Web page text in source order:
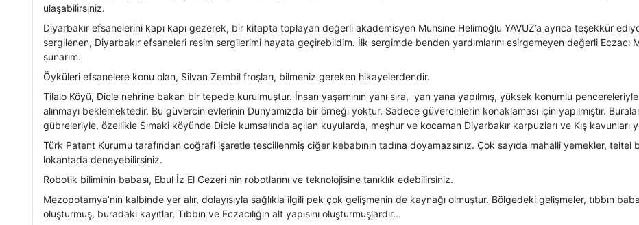
ulaşabilirsiniz.
Diyarbakır efsanelerini kapı kapı gezerek, bir kitapta toplayan değerli akademisyen Muhsine Helimoğlu YAVUZ’a ayrıca teşekkür
sergilenen, Diyarbakır efsaneleri resim sergilerimi hayata geçirebildim. İlk sergimde benden yardımlarını esirgemeyen değerli Eczacı
sunarım.
Öyküleri efsanelere konu olan, Silvan Zembil froşları, bilmeniz gereken hikayelerdendir.
Tilalo Köyü, Dicle nehrine bakan bir tepede kurulmuştur. İnsan yaşamının yanı sıra, yan yana yapılmış, yüksek konumlu
alınmayı beklemektedir. Bu güvercin evlerinin Dünyamızda bir örneği yoktur. Sadece güvercinlerin konaklaması için yapılmıştır.
gübreleriyle, özellikle Sımaki köyünde Dicle kumsalında açılan kuyularda, meşhur ve kocaman Diyarbakır karpuzları ve Kış kavunları
Türk Patent Kurumu tarafından coğrafi işaretle tescillenmiş ciğer kebabının tadına doyamazsınız. Çok sayıda mahalli yemekler,
lokantada deneyebilirsiniz.
Robotik biliminin babası, Ebul İz El Cezeri nin robotlarını ve teknolojisine tanıklık edebilirsiniz.
Mezopotamya’nın kalbinde yer alır, dolayısıyla sağlıkla ilgili pek çok gelişmenin de kaynağı olmuştur. Bölgedeki gelişmeler, tıbbın
oluşturmuş, buradaki kayıtlar, Tıbbın ve Eczacılığın alt yapısını oluşturmuşlardır...